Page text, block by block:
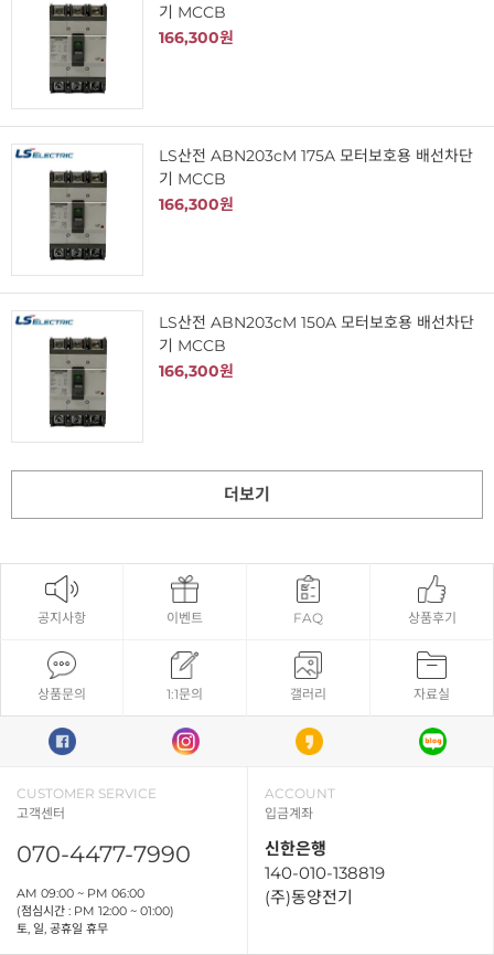
기 MCCB
166,300원
LS산전 ABN203cM 175A 모터보호용 배선차단
기 MCCB
166,300원
LS산전 ABN203cM 150A 모터보호용 배선차단
기 MCCB
166,300원
더보기
공지사항 이벤트 FAQ 상품후기
상품문의 1:1문의 갤러리 자료실
CUSTOMER SERVICE
고객센터
070-4477-7990
AM 09:00 ~ PM 06:00
(점심시간 : PM 12:00 ~ 01:00)
토, 일, 공휴일 휴무
ACCOUNT
입금계좌
신한은행
140-010-138819
(주)동양전기